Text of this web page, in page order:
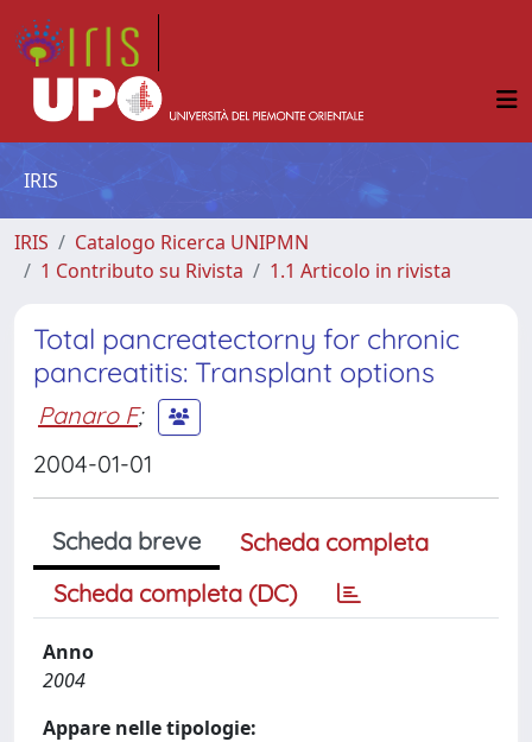
IRIS
IRIS
Catalogo Ricerca UNIPMN
1 Contributo su Rivista
1.1 Articolo in rivista
Total pancreatectorny for chronic
pancreatitis: Transplant options
Panaro F;
2004-01-01
Scheda breve
Scheda completa
Scheda completa (DC)
Anno
2004
Appare nelle tipologie: